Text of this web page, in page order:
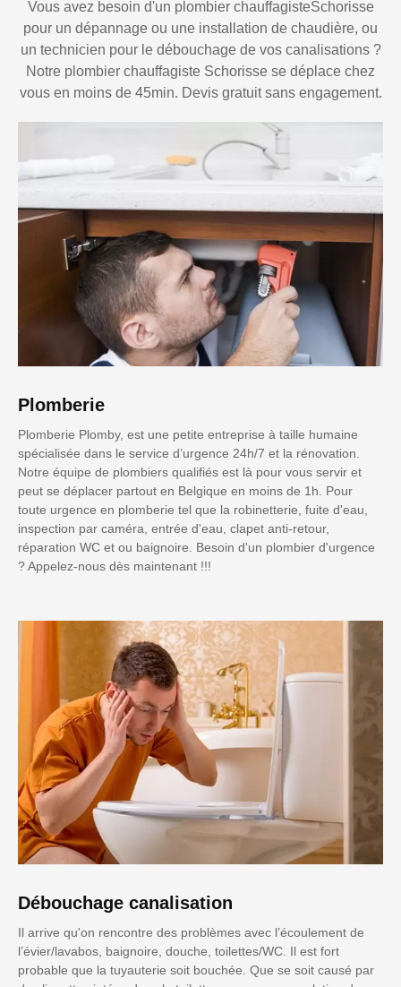
Vous avez besoin d'un plombier chauffagisteSchorisse
pour un dépannage ou une installation de chaudière, ou
un technicien pour le débouchage de vos canalisations ?
Notre plombier chauffagiste Schorisse se déplace chez
vous en moins de 45min. Devis gratuit sans engagement.
Plomberie
Plomberie Plomby, est une petite entreprise à taille humaine
spécialisée dans le service d’urgence 24h/7 et la rénovation.
Notre équipe de plombiers qualifiés est là pour vous servir et
peut se déplacer partout en Belgique en moins de 1h. Pour
toute urgence en plomberie tel que la robinetterie, fuite d'eau,
inspection par caméra, entrée d'eau, clapet anti-retour,
réparation WC et ou baignoire. Besoin d'un plombier d'urgence
? Appelez-nous dès maintenant !!!
Débouchage canalisation
Il arrive qu'on rencontre des problèmes avec l’écoulement de
l’évier/lavabos, baignoire, douche, toilettes/WC. Il est fort
probable que la tuyauterie soit bouchée. Que se soit causé par